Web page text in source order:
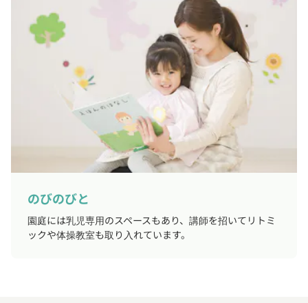
のびのびと
園庭には乳児専用のスペースもあり、講師を招いてリトミ
ックや体操教室も取り入れています。